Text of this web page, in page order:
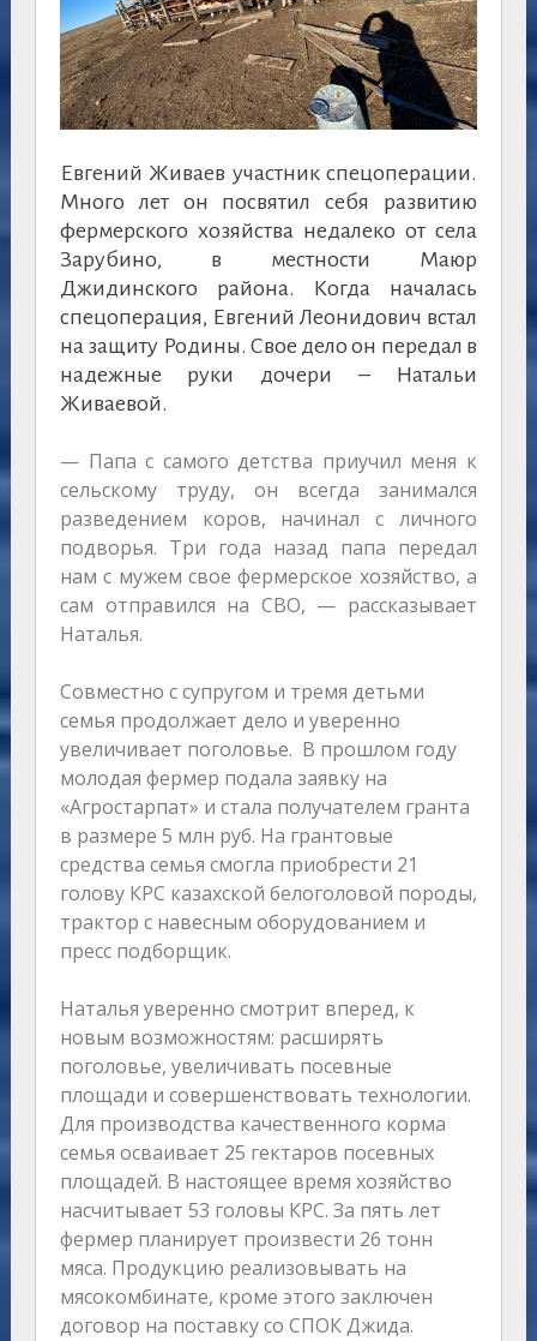
Евгений Живаев участник спецоперации.
Много лет он посвятил себя развитию
фермерского хозяйства недалеко от села
Зарубино, в местности Маюр
Джидинского района. Когда началась
спецоперация, Евгений Леонидович встал
на защиту Родины. Свое дело он передал в
надежные руки дочери – Натальи
Живаевой.
— Папа с самого детства приучил меня к
сельскому труду, он всегда занимался
разведением коров, начинал с личного
подворья. Три года назад папа передал
нам с мужем свое фермерское хозяйство, а
сам отправился на СВО, — рассказывает
Наталья.
Совместно с супругом и тремя детьми
семья продолжает дело и уверенно
увеличивает поголовье. В прошлом году
молодая фермер подала заявку на
«Агростарпат» и стала получателем гранта
в размере 5 млн руб. На грантовые
средства семья смогла приобрести 21
голову КРС казахской белоголовой породы,
трактор с навесным оборудованием и
пресс подборщик.
Наталья уверенно смотрит вперед, к
новым возможностям: расширять
поголовье, увеличивать посевные
площади и совершенствовать технологии.
Для производства качественного корма
семья осваивает 25 гектаров посевных
площадей. В настоящее время хозяйство
насчитывает 53 головы КРС. За пять лет
фермер планирует произвести 26 тонн
мяса. Продукцию реализовывать на
мясокомбинате, кроме этого заключен
договор на поставку со СПОК Джида.